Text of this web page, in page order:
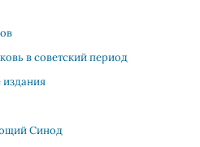
в советский период
Синод